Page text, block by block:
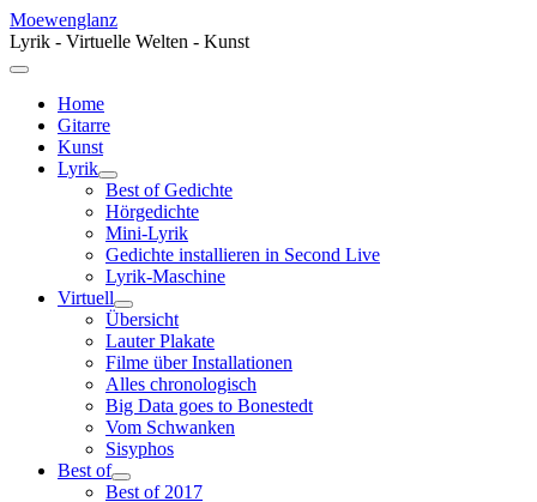
Moewenglanz
Lyrik - Virtuelle Welten - Kunst
Home
Gitarre
Kunst
Lyrik
Best of Gedichte
Hörgedichte
Mini-Lyrik
Gedichte installieren in Second Live
Lyrik-Maschine
Virtuell
Übersicht
Lauter Plakate
Filme über Installationen
Alles chronologisch
Big Data goes to Bonestedt
Vom Schwanken
Sisyphos
Best of
Best of 2017